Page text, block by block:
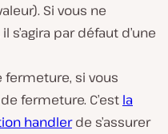
Si vous ne
par défaut d’une
fermeture, si vous
fermeture. C’est la
handlerde s’assurer